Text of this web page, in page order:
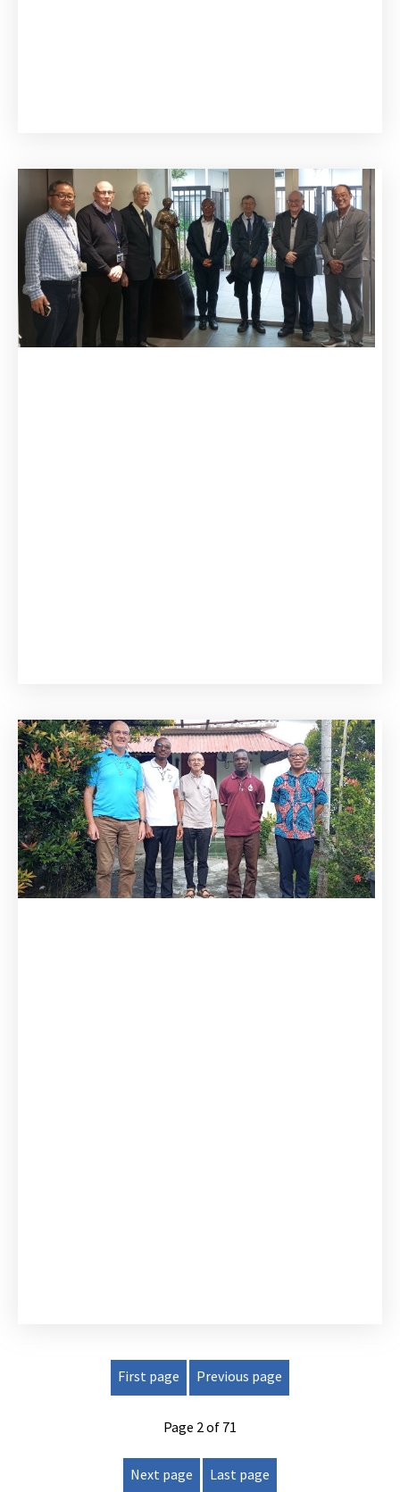
First page Previous page
Page 2 of 71
Next page Last page